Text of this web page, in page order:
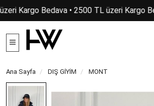
Kargo Bedava • 2500 TL üzeri Kargo
Ana Sayfa DIŞ GİYİM MONT